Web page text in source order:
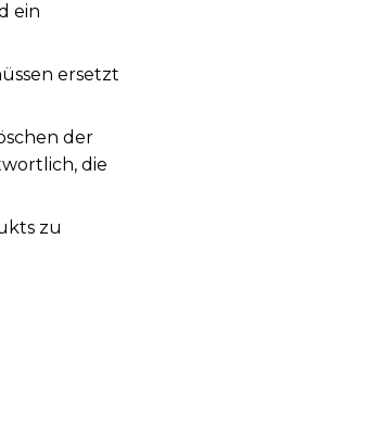
ein
ersetzt
der
die
zu